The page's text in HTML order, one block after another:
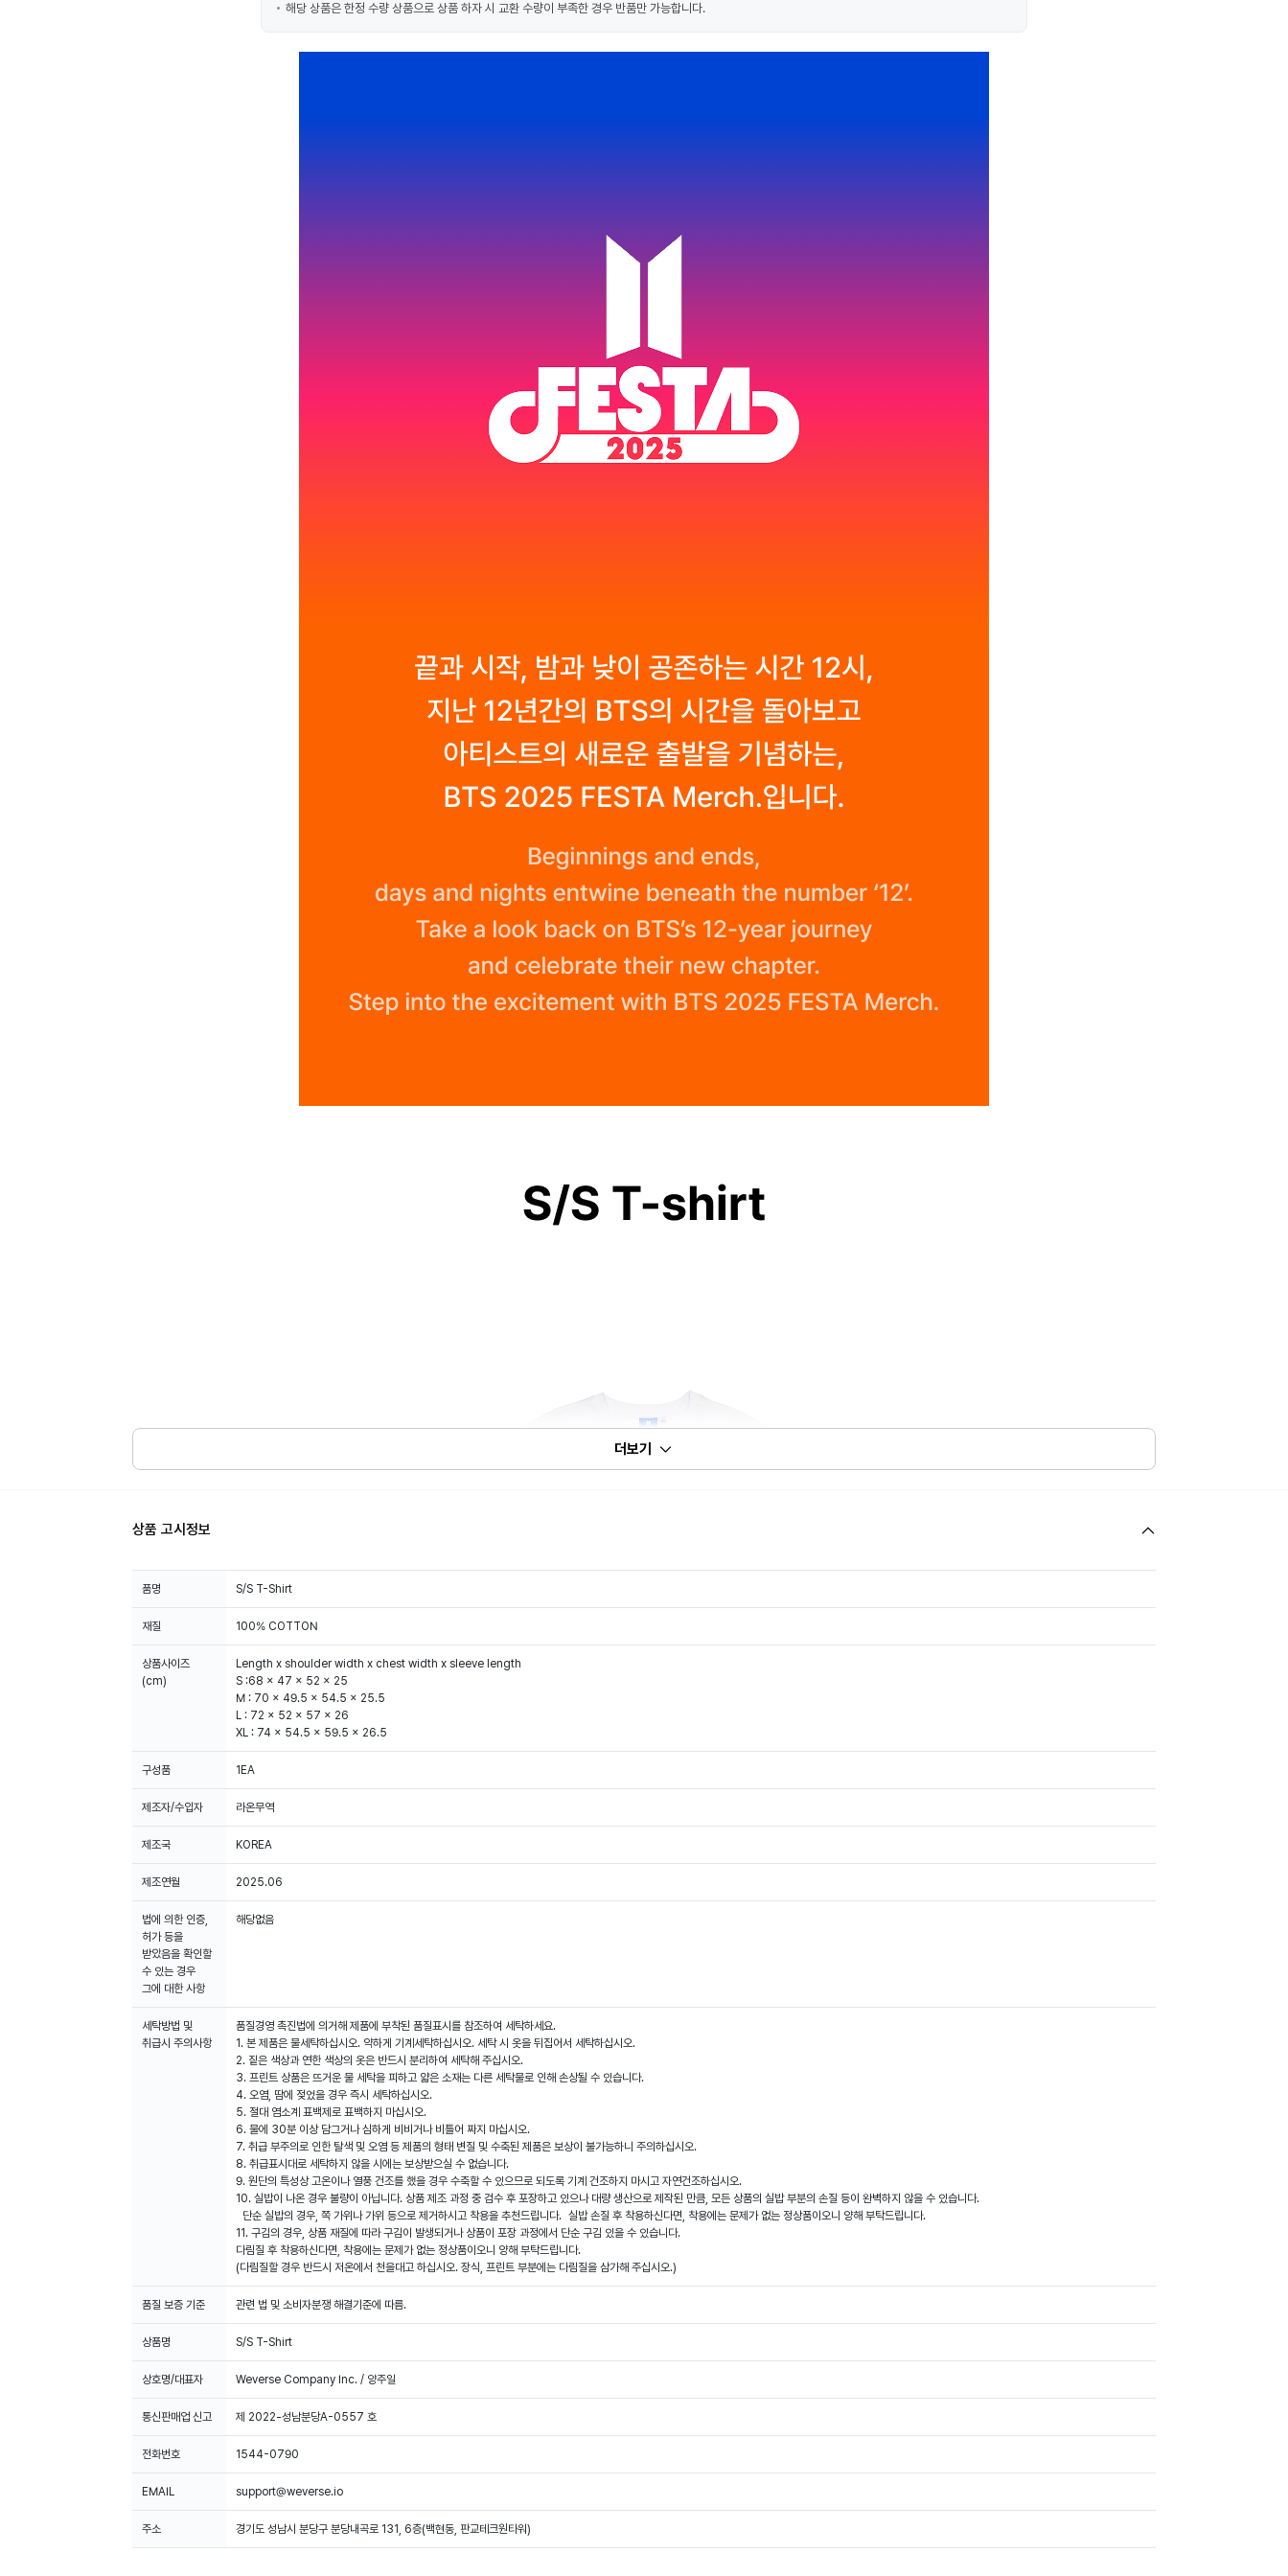
해당 상품은 한정 수량 상품으로 상품 하자 시 교환 수량이 부족한 경우 반품만 가능합니다.
더보기
상품 고시정보
품명 S/S T-Shirt
재질 100% COTTON
상품사이즈
(cm)
Length x shoulder width x chest width x sleeve length
S :68 x 47 x 52 x 25
M : 70 x 49.5 x 54.5 x 25.5
L : 72 x 52 x 57 x 26
XL : 74 x 54.5 x 59.5 x 26.5
구성품 1EA
제조자/수입자 라온무역
제조국 KOREA
제조연월 2025.06
법에 의한 인증,
허가 등을
받았음을 확인할
수 있는 경우
그에 대한 사항
해당없음
세탁방법 및
취급시 주의사항
품질경영 촉진법에 의거해 제품에 부착된 품질표시를 참조하여 세탁하세요.
1. 본 제품은 물세탁하십시오. 약하게 기계세탁하십시오. 세탁 시 옷을 뒤집어서 세탁하십시오.
2. 짙은 색상과 연한 색상의 옷은 반드시 분리하여 세탁해 주십시오.
3. 프린트 상품은 뜨거운 물 세탁을 피하고 얇은 소재는 다른 세탁물로 인해 손상될 수 있습니다.
4. 오염, 땀에 젖었을 경우 즉시 세탁하십시오.
5. 절대 염소계 표백제로 표백하지 마십시오.
6. 물에 30분 이상 담그거나 심하게 비비거나 비틀어 짜지 마십시오.
7. 취급 부주의로 인한 탈색 및 오염 등 제품의 형태 변질 및 수축된 제품은 보상이 불가능하니 주의하십시오.
8. 취급표시대로 세탁하지 않을 시에는 보상받으실 수 없습니다.
9. 원단의 특성상 고온이나 열풍 건조를 했을 경우 수축할 수 있으므로 되도록 기계 건조하지 마시고 자연건조하십시오.
10. 실밥이 나온 경우 불량이 아닙니다. 상품 제조 과정 중 검수 후 포장하고 있으나 대량 생산으로 제작된 만큼, 모든 상품의 실밥 부분의 손질 등이 완벽하지 않을 수 있습니다.
단순 실밥의 경우, 쪽 가위나 가위 등으로 제거하시고 착용을 추천드립니다. 실밥 손질 후 착용하신다면, 착용에는 문제가 없는 정상품이오니 양해 부탁드립니다.
11. 구김의 경우, 상품 재질에 따라 구김이 발생되거나 상품이 포장 과정에서 단순 구김 있을 수 있습니다.
다림질 후 착용하신다면, 착용에는 문제가 없는 정상품이오니 양해 부탁드립니다.
(다림질할 경우 반드시 저온에서 천을대고 하십시오. 장식, 프린트 부분에는 다림질을 삼가해 주십시오.)
품질 보증 기준 관련 법 및 소비자분쟁 해결기준에 따름.
상품명 S/S T-Shirt
상호명/대표자 Weverse Company Inc. / 양주일
통신판매업 신고 제 2022-성남분당A-0557 호
전화번호 1544-0790
EMAIL support@weverse.io
주소 경기도 성남시 분당구 분당내곡로 131, 6층(백현동, 판교테크원타워)